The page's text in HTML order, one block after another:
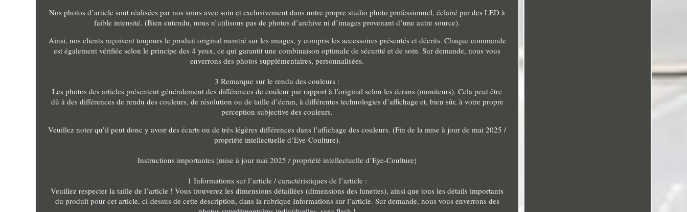
Nos photos d’article sont réalisées par nos soins avec soin et exclusivement dans notre propre studio photo professionnel, éclairé par des LED à
faible intensité. (Bien entendu, nous n’utilisons pas de photos d’archive ni d’images provenant d’une autre source).
Ainsi, nos clients reçoivent toujours le produit original montré sur les images, y compris les accessoires présentés et décrits. Chaque commande
est également vérifiée selon le principe des 4 yeux, ce qui garantit une combinaison optimale de sécurité et de soin. Sur demande, nous vous
enverrons des photos supplémentaires, personnalisées.
3 Remarque sur le rendu des couleurs :
Les photos des articles présentent généralement des différences de couleur par rapport à l’original selon les écrans (moniteurs). Cela peut être
dû à des différences de rendu des couleurs, de résolution ou de taille d’écran, à différentes technologies d’affichage et, bien sûr, à votre propre
perception subjective des couleurs.
Veuillez noter qu’il peut donc y avoir des écarts ou de très légères différences dans l’affichage des couleurs. (Fin de la mise à jour de mai 2025 /
propriété intellectuelle d’Eye-Coulture).
Instructions importantes (mise à jour mai 2025 / propriété intellectuelle d’Eye-Coulture)
1 Informations sur l’article / caractéristiques de l’article :
Veuillez respecter la taille de l’article ! Vous trouverez les dimensions détaillées (dimensions des lunettes), ainsi que tous les détails importants
du produit pour cet article, ci-dessus de cette description, dans la rubrique Informations sur l’article. Sur demande, nous vous enverrons des